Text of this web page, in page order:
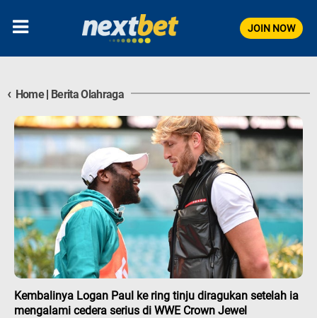
JOIN NOW
‹ Home | Berita Olahraga
Kembalinya Logan Paul ke ring tinju diragukan setelah ia
mengalami cedera serius di WWE Crown Jewel